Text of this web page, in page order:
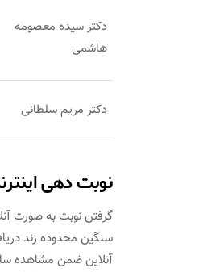
دکتر سیده معصومه
هاشمی
دکتر مریم سلطانی
نوبت دهی
گرفتن نوبت به صورت
سنگین محدوده زند
آنلاین ضمن مشاهده